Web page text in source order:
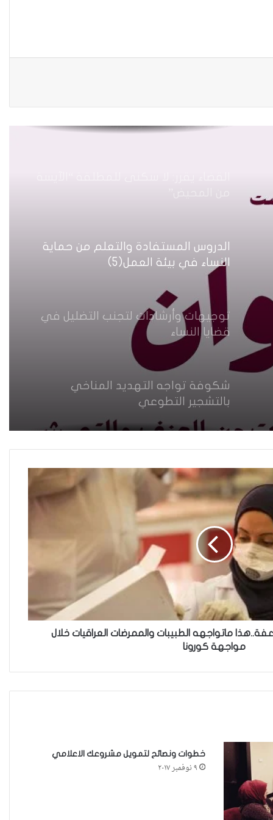
هل يتعارض قانون «العنف الأسري» مع
العادات والتقاليد والأعراف؟
الدروس المستفادة والتعلم من حماية
النساء في بيئة العمل(5)
توجيهات وأرشادات لتجنب التضليل في
قضايا النساء
شكوفة تواجه التهديد المناخي
بالتشجير التطوعي
في العراق
دليل ارشادي لمناهضة التحرش الجنسي
في المؤسسات الاعلامية
إرشادات لتحسين تمثيل النساء والإستعانة
بخبيرات في التغطيات الإخباريّة
الالكتروني؟
ماتواجهه الطبيبات والممرضات العراقيات خلال
مواجهة كورونا
خطوات ونصائح لتمويل مشروعك الاعلامي
٩ نوفمبر ٢٠١٧